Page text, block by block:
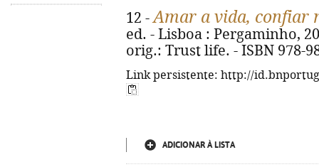
12 -Amar a vida, confiar
ed. - Lisboa : Pergaminho,
orig.: Trust life. - ISBN 978-
Link persistente: http://
ADICIONAR À LISTA